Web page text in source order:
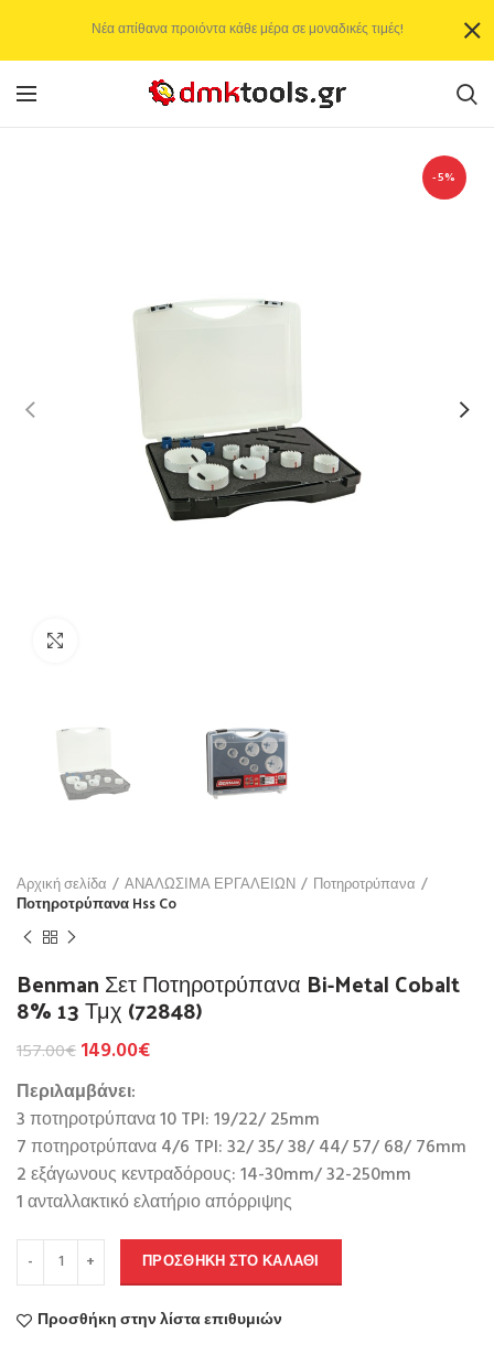
-5%
Αρχική σελίδα ΑΝΑΛΩΣΙΜΑ ΕΡΓΑΛΕΙΩΝ
Ποτηροτρύπανα
Ποτηροτρύπανα Hss Co
Benman Σετ Ποτηροτρύπανα Bi-Metal Cobalt
8% 13 Τμχ (72848)
157.00€149.00€
Περιλαμβάνει:
3 ποτηροτρύπανα 10 TPI: 19/22/ 25mm
7 ποτηροτρύπανα 4/6 TPI: 32/ 35/ 38/ 44/ 57/ 68/ 76mm
2 εξάγωνους κεντραδόρους: 14-30mm/ 32-250mm
1 ανταλλακτικό ελατήριο απόρριψης
ΠΡΟΣΘΉΚΗ ΣΤΟ ΚΑΛΆΘΙ
Προσθήκη στην λίστα επιθυμιών
Νέα απίθανα προιόντα κάθε μέρα σε μοναδικές τιμές!